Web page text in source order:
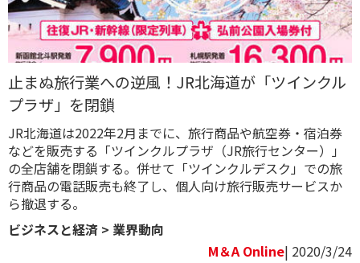
止まぬ旅行業への逆風！JR北海道が「ツインクル
プラザ」を閉鎖
JR北海道は2022年2月までに、旅行商品や航空券・宿泊券
などを販売する「ツインクルプラザ（JR旅行センター）」
の全店舗を閉鎖する。併せて「ツインクルデスク」での旅
行商品の電話販売も終了し、個人向け旅行販売サービスか
ら撤退する。
ビジネスと経済 > 業界動向
M＆A Online| 2020/3/24